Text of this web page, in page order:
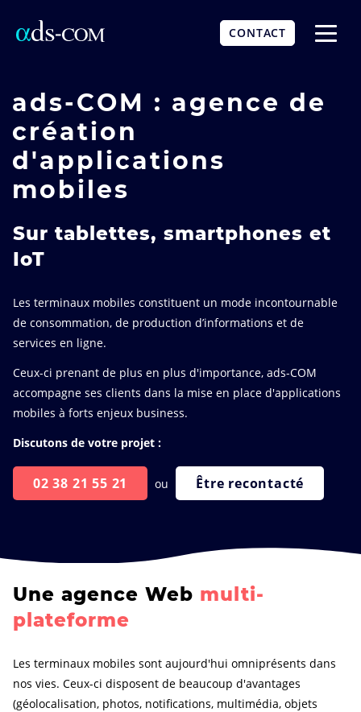
CONTACT
ads-COM : agence de
création
d'applications
mobiles
Sur tablettes, smartphones et
IoT
Les terminaux mobiles constituent un mode incontournable
de consommation, de production d’informations et de
services en ligne.
Ceux-ci prenant de plus en plus d'importance, ads-COM
accompagne ses clients dans la mise en place d'applications
mobiles à forts enjeux business.
Discutons de votre projet :
02 38 21 55 21 ou Être recontacté
Une agence Web multi-
plateforme
Les terminaux mobiles sont aujourd'hui omniprésents dans
nos vies. Ceux-ci disposent de beaucoup d'avantages
(géolocalisation, photos, notifications, multimédia, objets